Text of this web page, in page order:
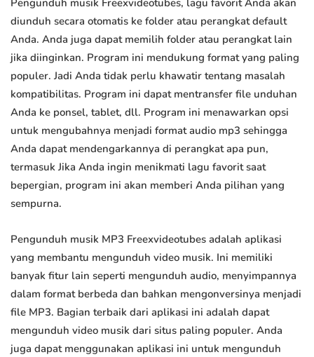
Pengunduh musik Freexvideotubes, lagu favorit Anda akan
diunduh secara otomatis ke folder atau perangkat default
Anda. Anda juga dapat memilih folder atau perangkat lain
jika diinginkan. Program ini mendukung format yang paling
populer. Jadi Anda tidak perlu khawatir tentang masalah
kompatibilitas. Program ini dapat mentransfer file unduhan
Anda ke ponsel, tablet, dll. Program ini menawarkan opsi
untuk mengubahnya menjadi format audio mp3 sehingga
Anda dapat mendengarkannya di perangkat apa pun,
termasuk Jika Anda ingin menikmati lagu favorit saat
bepergian, program ini akan memberi Anda pilihan yang
sempurna.
Pengunduh musik MP3 Freexvideotubes adalah aplikasi
yang membantu mengunduh video musik. Ini memiliki
banyak fitur lain seperti mengunduh audio, menyimpannya
dalam format berbeda dan bahkan mengonversinya menjadi
file MP3. Bagian terbaik dari aplikasi ini adalah dapat
mengunduh video musik dari situs paling populer. Anda
juga dapat menggunakan aplikasi ini untuk mengunduh